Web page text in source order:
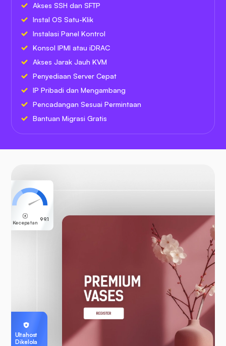
Akses SSH dan SFTP
Instal OS Satu-Klik
Instalasi Panel Kontrol
Konsol IPMI atau iDRAC
Akses Jarak Jauh KVM
Penyediaan Server Cepat
IP Pribadi dan Mengambang
Pencadangan Sesuai Permintaan
Bantuan Migrasi Gratis
Kecepatan
99.1
Ultahost
Dikelola